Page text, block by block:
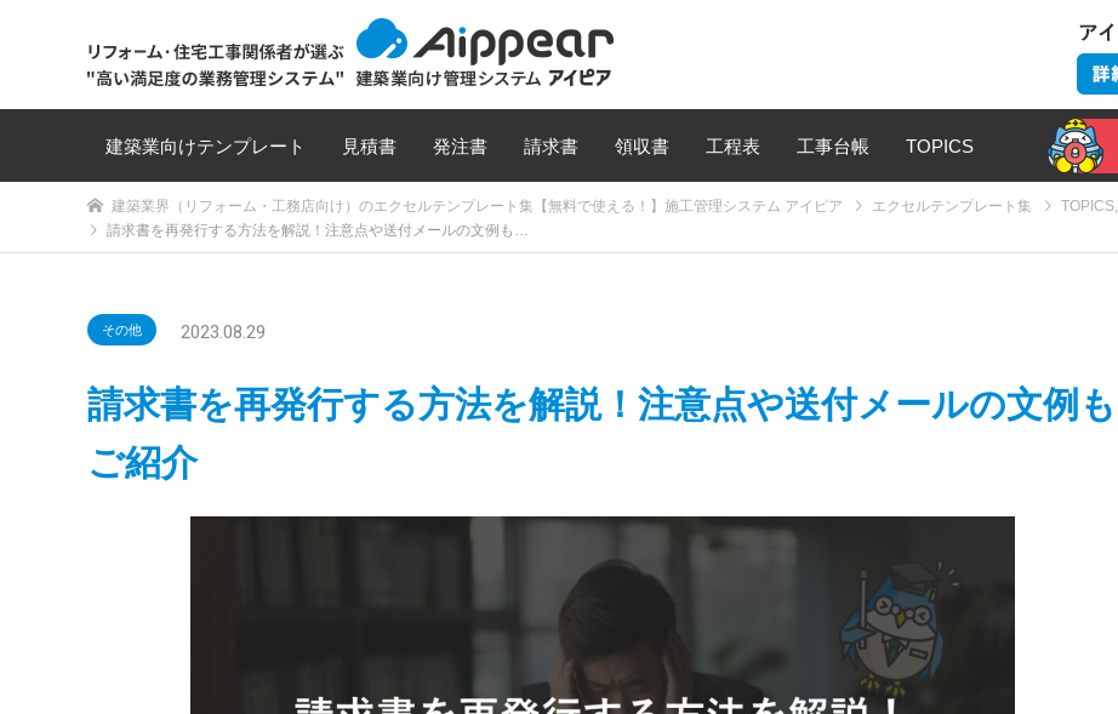
建築業向けテンプレート 見積書 発注書 請求書 領収書 工程表 工事台帳 TOPICS
建築業界（リフォーム・工務店向け）のエクセルテンプレート集【無料で使える！】施工管理システム アイピア エクセルテンプレート集 TOPICS,
請求書を再発行する方法を解説！注意点や送付メールの文例も…
その他 2023.08.29
請求書を再発行する方法を解説！注意点や送付メールの文例も
ご紹介